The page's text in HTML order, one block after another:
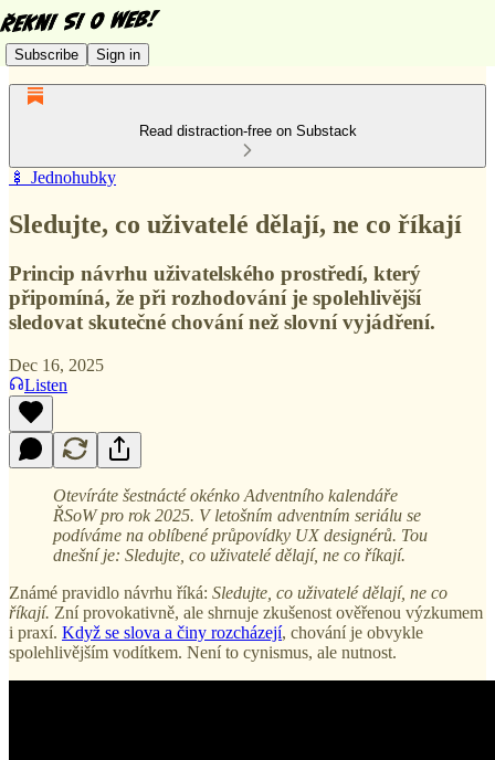
Subscribe Sign in
Read distraction-free on Substack
🍢 Jednohubky
Sledujte, co uživatelé dělají, ne co říkají
Princip návrhu uživatelského prostředí, který
připomíná, že při rozhodování je spolehlivější
sledovat skutečné chování než slovní vyjádření.
Dec 16, 2025
Listen
Otevíráte šestnácté okénko Adventního kalendáře
ŘSoW pro rok 2025. V letošním adventním seriálu se
podíváme na oblíbené průpovídky UX designérů. Tou
dnešní je: Sledujte, co uživatelé dělají, ne co říkají.
Známé pravidlo návrhu říká: Sledujte, co uživatelé dělají, ne co
říkají. Zní provokativně, ale shrnuje zkušenost ověřenou výzkumem
i praxí. Když se slova a činy rozcházejí, chování je obvykle
spolehlivějším vodítkem. Není to cynismus, ale nutnost.